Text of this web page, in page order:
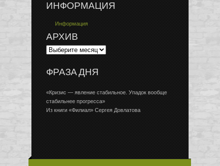
ИНФОРМАЦИЯ
Информация
АРХИВ
ФРАЗА ДНЯ
«Кризис — явление стабильное. Упадок вообще
стабильнее прогресса»
Из книги «Филиал» Сергея Довлатова